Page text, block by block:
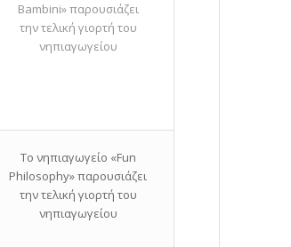
Bambini» παρουσιάζει
την τελική γιορτή του
νηπιαγωγείου
Το νηπιαγωγείο «Fun
Philosophy» παρουσιάζει
την τελική γιορτή του
νηπιαγωγείου